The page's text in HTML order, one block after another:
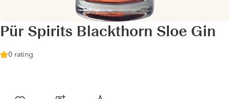
Pür Spirits Blackthorn Sloe Gin
0 rating